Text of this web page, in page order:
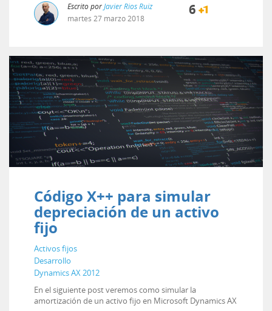
Escrito porJavier Rios Ruiz
martes 27 marzo2018
6
Código X++ para simular
depreciación de un activo
fijo
Activos fijos
Desarrollo
Dynamics AX 2012
En el siguiente post veremos como simular la
amortización de un activo fijo en Microsoft Dynamics AX